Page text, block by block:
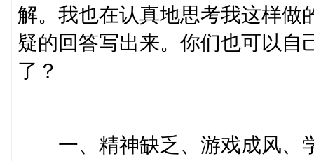
解。我也在认真地思考我这样做
疑的回答写出来。你们也可以自
了？
一、精神缺乏、游戏成风、